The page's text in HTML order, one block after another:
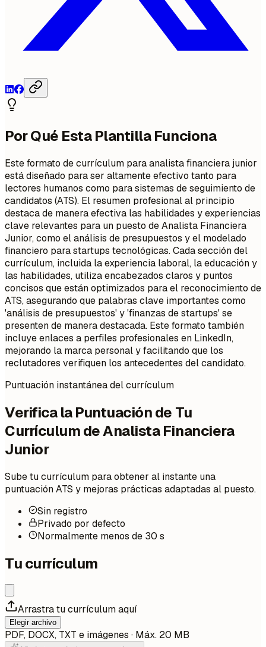
Por Qué Esta Plantilla Funciona
Este formato de currículum para analista financiera junior
está diseñado para ser altamente efectivo tanto para
lectores humanos como para sistemas de seguimiento de
candidatos (ATS). El resumen profesional al principio
destaca de manera efectiva las habilidades y experiencias
clave relevantes para un puesto de Analista Financiera
Junior, como el análisis de presupuestos y el modelado
financiero para startups tecnológicas. Cada sección del
currículum, incluida la experiencia laboral, la educación y
las habilidades, utiliza encabezados claros y puntos
concisos que están optimizados para el reconocimiento de
ATS, asegurando que palabras clave importantes como
'análisis de presupuestos' y 'finanzas de startups' se
presenten de manera destacada. Este formato también
incluye enlaces a perfiles profesionales en LinkedIn,
mejorando la marca personal y facilitando que los
reclutadores verifiquen los antecedentes del candidato.
Puntuación instantánea del currículum
Verifica la Puntuación de Tu
Currículum de Analista Financiera
Junior
Sube tu currículum para obtener al instante una
puntuación ATS y mejoras prácticas adaptadas al puesto.
Sin registro
Privado por defecto
Normalmente menos de 30 s
Tu currículum
Arrastra tu currículum aquí
Elegir archivo
PDF, DOCX, TXT e imágenes · Máx. 20 MB